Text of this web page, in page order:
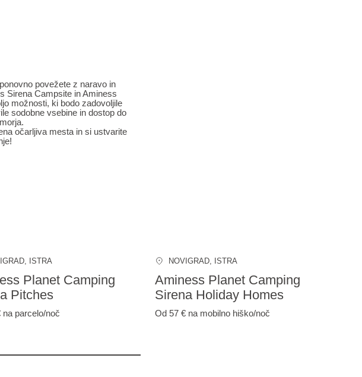
povežete z naravo in
Sirena Campsite in Aminess
možnosti, ki bodo zadovoljile
sodobne vsebine in dostop do
očarljiva mesta in si ustvarite
, ISTRA
Planet Camping
Pitches
na parcelo/noč
NOVIGRAD, ISTRA
Aminess Planet Camping
Sirena Holiday Homes
Od 57 € na mobilno hiško/noč